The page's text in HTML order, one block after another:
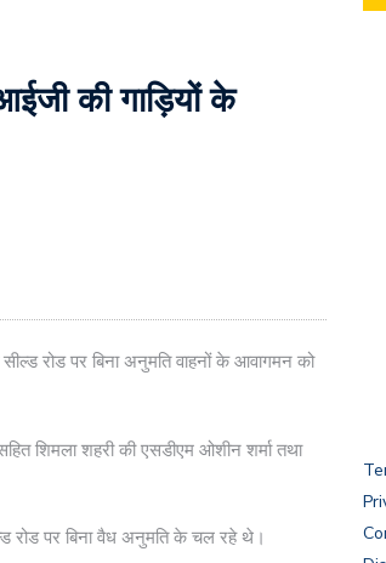
की गाड़ियों के
रोड पर बिना अनुमति वाहनों के आवागमन को
शिमला शहरी की एसडीएम ओशीन शर्मा तथा
रोड पर बिना वैध अनुमति के चल रहे थे।